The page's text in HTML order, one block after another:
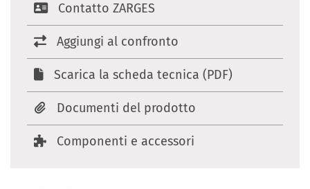
Contatto ZARGES
Aggiungi al confronto
Scarica la scheda tecnica (PDF)
Documenti del prodotto
Componenti e accessori